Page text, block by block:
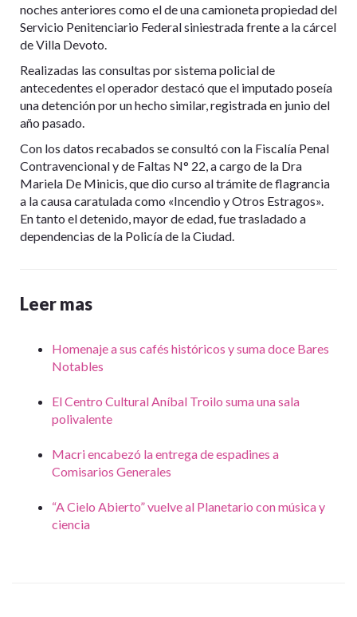
noches anteriores como el de una camioneta propiedad del
Servicio Penitenciario Federal siniestrada frente a la cárcel
de Villa Devoto.
Realizadas las consultas por sistema policial de
antecedentes el operador destacó que el imputado poseía
una detención por un hecho similar, registrada en junio del
año pasado.
Con los datos recabados se consultó con la Fiscalía Penal
Contravencional y de Faltas N° 22, a cargo de la Dra
Mariela De Minicis, que dio curso al trámite de flagrancia
a la causa caratulada como «Incendio y Otros Estragos».
En tanto el detenido, mayor de edad, fue trasladado a
dependencias de la Policía de la Ciudad.
Leer mas
Homenaje a sus cafés históricos y suma doce Bares
Notables
El Centro Cultural Aníbal Troilo suma una sala
polivalente
Macri encabezó la entrega de espadines a
Comisarios Generales
“A Cielo Abierto” vuelve al Planetario con música y
ciencia